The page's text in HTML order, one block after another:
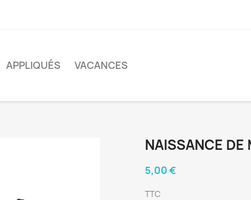
APPLIQUÉS VACANCES
NAISSANCE DE
5,00 €
TTC